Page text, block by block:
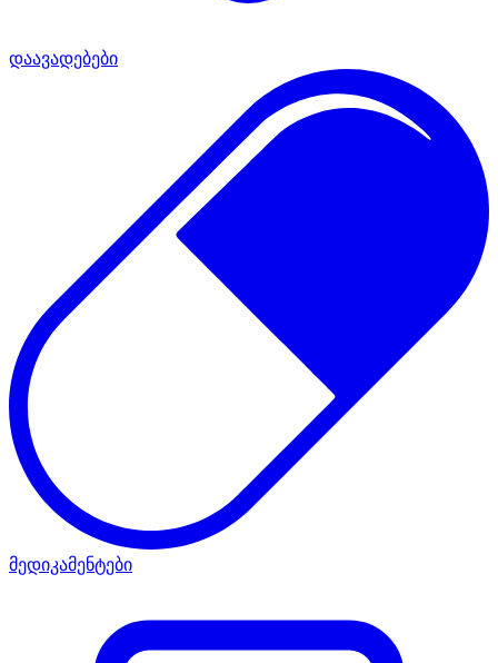
დაავადებები
მედიკამენტები